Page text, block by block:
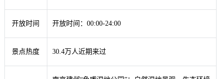
开放时间 开放时间：00:00-24:00
景点热度 30.4万人近期来过